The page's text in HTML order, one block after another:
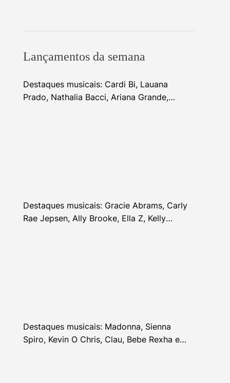
Lançamentos da semana
Destaques musicais: Cardi Bi, Lauana
Prado, Nathalia Bacci, Ariana Grande,
Destaques musicais: Gracie Abrams, Carly
Rae Jepsen, Ally Brooke, Ella Z, Kelly
Destaques musicais: Madonna, Sienna
Spiro, Kevin O Chris, Clau, Bebe Rexha e